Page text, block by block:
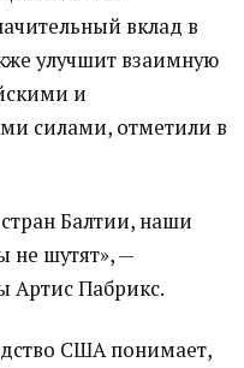
вклад в
улучшит взаимную
и
силами, отметили в
Балтии, наши
не шутят», —
Артис Пабрикс.
США понимает,